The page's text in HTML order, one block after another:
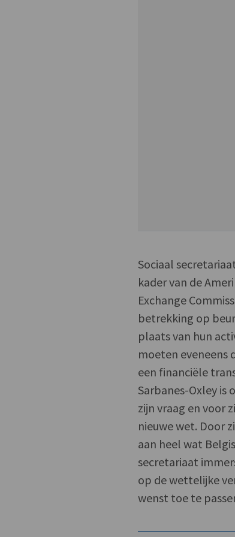
Sociaal
kader van de
Exchange
betrekking op
plaats van hun
moeten eveneens
een financiële
Sarbanes-Oxley
zijn vraag en voor
nieuwe wet. Door
aan heel wat
secretariaat
op de wettelijke
wenst toe te